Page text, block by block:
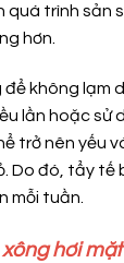
quá trình sản
hơn.
không lạm
lần hoặc sử
trở nên yếu
Do đó, tẩy tế
mỗi tuần.
xông hơi